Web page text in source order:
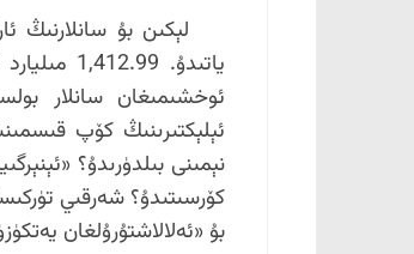
لېكىن بۇ سانلارنىڭ
ياتىدۇ.
نېمىنى بىلدۈرىدۇ؟
كۆرسىتىدۇ؟ شەرقىي
بۇ «ئەلالاشتۇرۇلغان